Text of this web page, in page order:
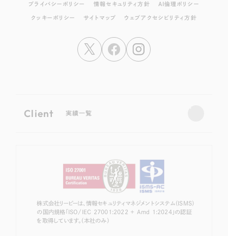
プライバシーポリシー 情報セキュリティ方針 AI倫理ポリシー
クッキーポリシー サイトマップ ウェブアクセシビリティ方針
Client 実績一覧
株式会社リーピーは、情報セキュリティマネジメントシステム（ISMS）
の国内規格「ISO/IEC 27001:2022 + Amd 1:2024」の認証
を取得しています。（本社のみ）